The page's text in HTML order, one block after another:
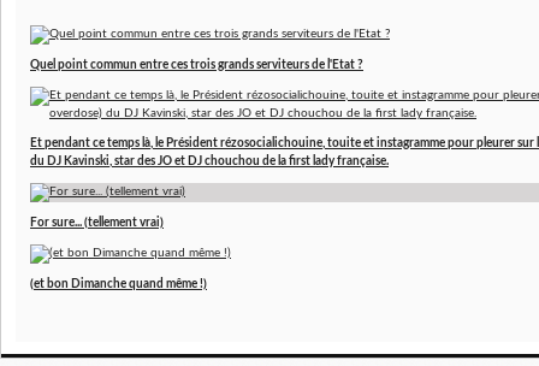
Quel point commun entre ces trois grands serviteurs de l'Etat ?
Et pendant ce temps là, le Président rézosocialichouine, touite et instagramme pour pleurer sur
du DJ Kavinski, star des JO et DJ chouchou de la first lady française.
For sure... (tellement vrai)
(et bon Dimanche quand même !)